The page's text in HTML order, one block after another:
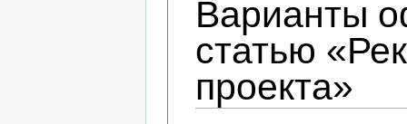
Варианты
статью
проекта»